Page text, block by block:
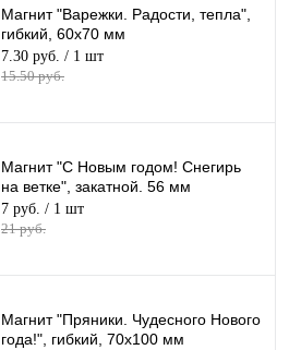
Магнит "Варежки. Радости, тепла",
гибкий, 60х70 мм
7.30 руб. / 1 шт
15.50 руб.
Магнит "С Новым годом! Снегирь
на ветке", закатной. 56 мм
7 руб. / 1 шт
21 руб.
Магнит "Пряники. Чудесного Нового
года!", гибкий, 70х100 мм